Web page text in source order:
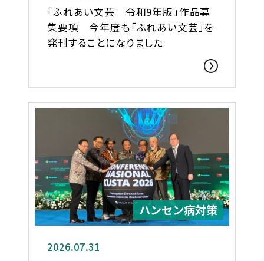
「ふれあい文芸 令和9年版」作品募
集要項 今年度も「ふれあい文芸」を
発刊することになりました
ハンセン病対策
2026.07.31